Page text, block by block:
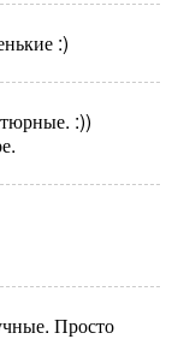
:)
:))
Просто